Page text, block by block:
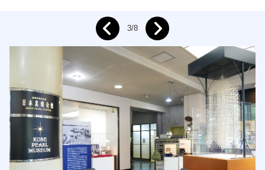
Prev 3/8 Next